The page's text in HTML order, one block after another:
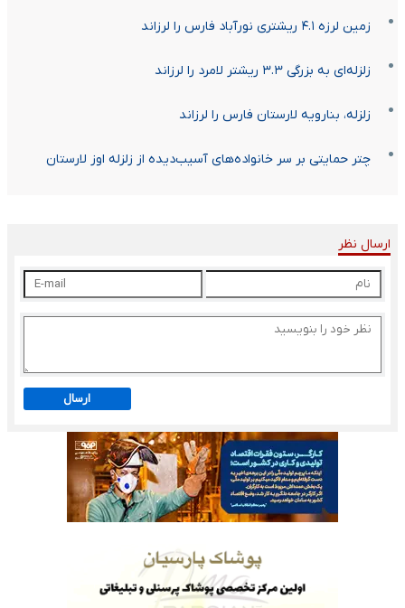
زمین لرزه ۴.۱ ریشتری نورآباد فارس را لرزاند
زلزله‌ای به بزرگی ٣.٣ ریشتر لامرد را لرزاند
زلزله، بنارویه لارستان فارس را لرزاند
چتر حمایتی بر سر خانواده‌های آسیب‌دیده از زلزله اوز لارستان
ارسال نظر
ارسال